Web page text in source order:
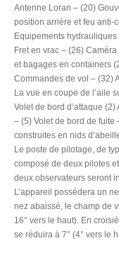
Antenne Loran – (20)
position arrière et feu anti-
Equipements
Fret en vrac – (26)
et bagages en containers
Commandes de vol – (32)
La vue en coupe de l’aile
Volet de bord d’attaque
– (5) Volet de bord de fuite
construites en nids
Le poste de pilotage, de
composé de deux pilotes
deux observateurs seront
L’appareil possédera un
nez abaissé, le champ de
16° vers le haut). En
se réduira à 7° (4° vers le